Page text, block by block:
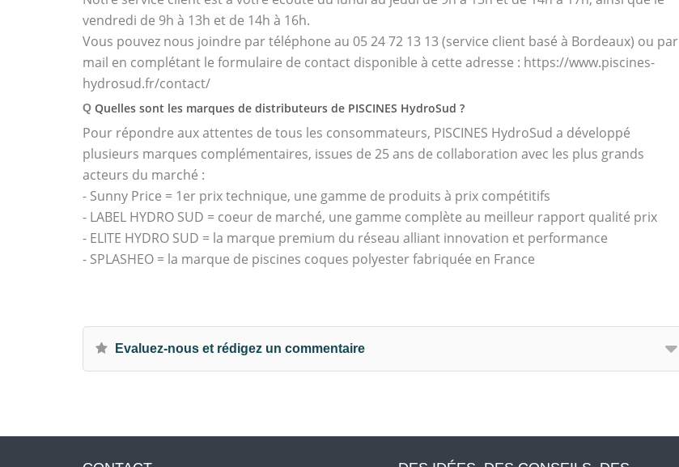
vendredi de 9h à 13h et de 14h à 16h.
Vous pouvez nous joindre par téléphone au 05 24 72 13 13 (service client basé à Bordeaux) ou par
mail en complétant le formulaire de contact disponible à cette adresse : https://www.piscines-
hydrosud.fr/contact/
Q Quelles sont les marques de distributeurs de PISCINES HydroSud ?
Pour répondre aux attentes de tous les consommateurs, PISCINES HydroSud a développé
plusieurs marques complémentaires, issues de 25 ans de collaboration avec les plus grands
acteurs du marché :
- Sunny Price = 1er prix technique, une gamme de produits à prix compétitifs
- LABEL HYDRO SUD = coeur de marché, une gamme complète au meilleur rapport qualité prix
- ELITE HYDRO SUD = la marque premium du réseau alliant innovation et performance
- SPLASHEO = la marque de piscines coques polyester fabriquée en France
Evaluez-nous et rédigez un commentaire